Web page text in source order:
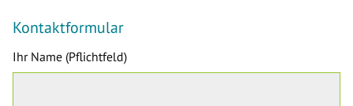
Kontaktformular
Ihr Name (Pflichtfeld)